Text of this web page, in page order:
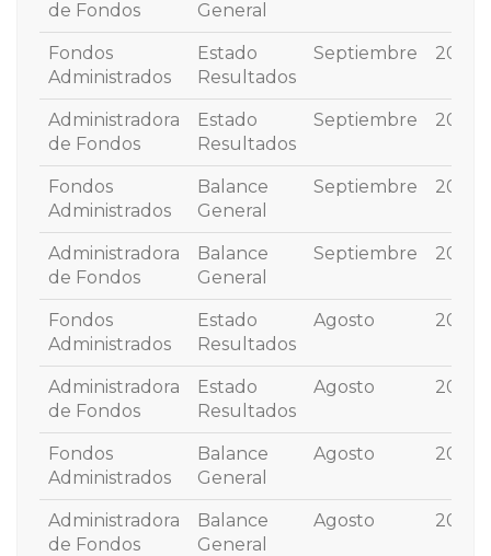
de Fondos
General
Fondos
Administrados
Estado
Resultados
Septiembre 2025
Administradora
de Fondos
Estado
Resultados
Septiembre 2025
Fondos
Administrados
Balance
General
Septiembre 2025
Administradora
de Fondos
Balance
General
Septiembre 2025
Fondos
Administrados
Estado
Resultados
Agosto 2025
Administradora
de Fondos
Estado
Resultados
Agosto 2025
Fondos
Administrados
Balance
General
Agosto 2025
Administradora
de Fondos
Balance
General
Agosto 2025